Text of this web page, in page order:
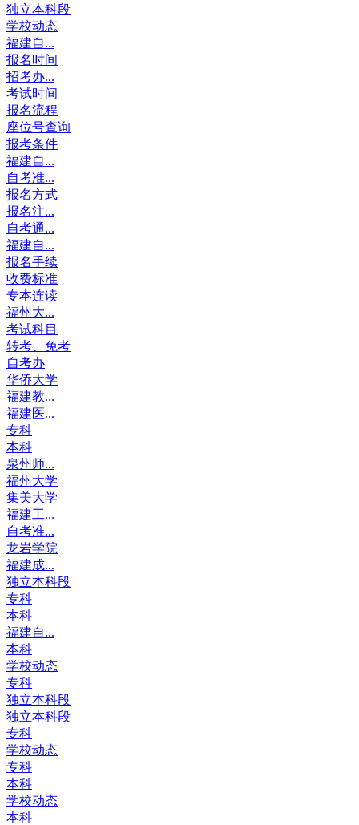
独立本科段
学校动态
福建自...
报名时间
招考办...
考试时间
报名流程
座位号查询
报考条件
福建自...
自考准...
报名方式
报名注...
自考通...
福建自...
报名手续
收费标准
专本连读
福州大...
考试科目
转考、免考
自考办
华侨大学
福建教...
福建医...
专科
本科
泉州师...
福州大学
集美大学
福建工...
自考准...
龙岩学院
福建成...
独立本科段
专科
本科
福建自...
本科
学校动态
专科
独立本科段
独立本科段
专科
学校动态
专科
本科
学校动态
本科